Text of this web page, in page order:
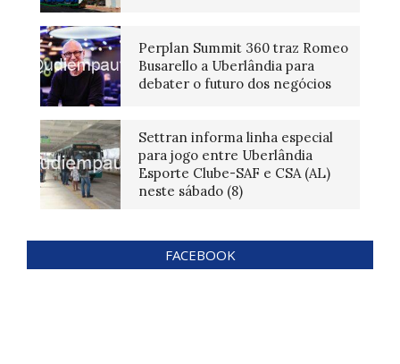
Perplan Summit 360 traz Romeo
Busarello a Uberlândia para
debater o futuro dos negócios
Settran informa linha especial
para jogo entre Uberlândia
Esporte Clube-SAF e CSA (AL)
neste sábado (8)
FACEBOOK